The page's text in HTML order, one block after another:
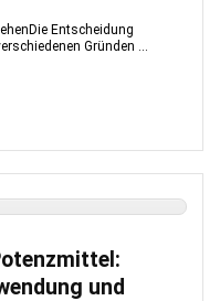
Entscheidung
Gründen ...
und